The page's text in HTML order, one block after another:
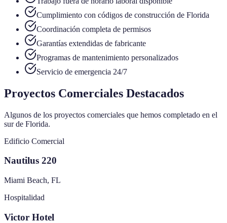
Cumplimiento con códigos de construcción de Florida
Coordinación completa de permisos
Garantías extendidas de fabricante
Programas de mantenimiento personalizados
Servicio de emergencia 24/7
Proyectos Comerciales Destacados
Algunos de los proyectos comerciales que hemos completado en el
sur de Florida.
Edificio Comercial
Nautilus 220
Miami Beach, FL
Hospitalidad
Victor Hotel